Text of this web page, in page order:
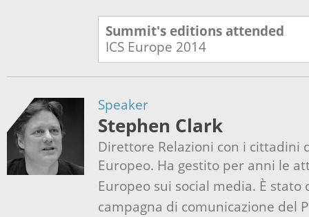
Summit's editions attended
ICS Europe 2014
Speaker
Stephen Clark
Direttore Relazioni con i cittadini
Europeo. Ha gestito per anni le
Europeo sui social media. È stato
campagna di comunicazione del